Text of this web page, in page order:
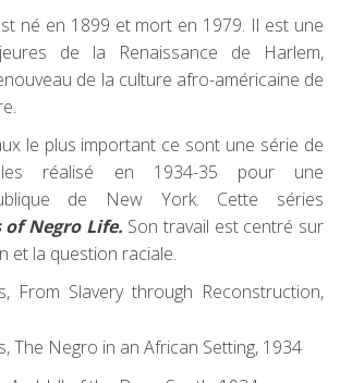
né en 1899 et mort en 1979. Il est une
de la Renaissance de Harlem,
de la culture afro-américaine de
le plus important ce sont une série de
réalisé en 1934-35 pour une
de New York. Cette séries
of Negro Life. Son travail est centré sur
et la question raciale.